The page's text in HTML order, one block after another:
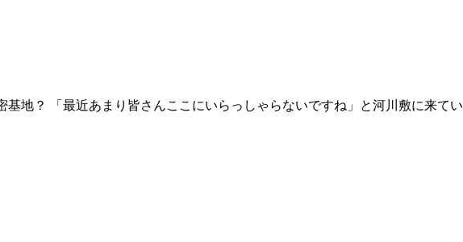
地？ 「最近あまり皆さんここにいらっしゃらないですね」と河川敷に来てい